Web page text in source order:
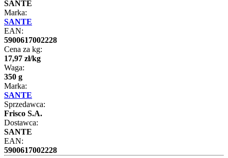
SANTE
Marka:
SANTE
EAN:
5900617002228
Cena za kg:
17,97 zł/kg
Waga:
350 g
Marka:
SANTE
Sprzedawca:
Frisco S.A.
Dostawca:
SANTE
EAN:
5900617002228